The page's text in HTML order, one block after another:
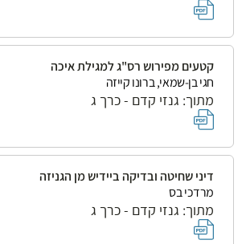
קטעים מפירוש רס"ג למגילת איכה
חגי בן-שמאי, ברונו קייזה
מתוך: גנזי קדם - כרך ג
דיני שחיטה ובדיקה ביידיש מן הגניזה
מרדכי בס
מתוך: גנזי קדם - כרך ג